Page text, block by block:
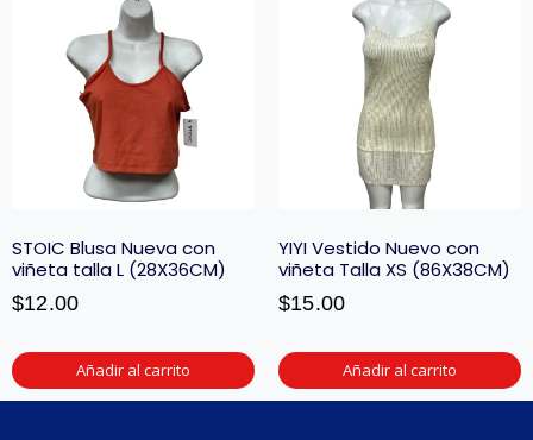
STOIC Blusa Nueva con
viñeta talla L (28X36CM)
$12.00
Añadir al carrito
YIYI Vestido Nuevo con
viñeta Talla XS (86X38CM)
$15.00
Añadir al carrito